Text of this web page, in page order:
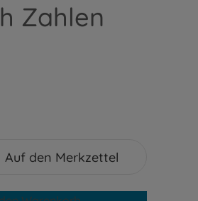
Zahlen
Auf den Merkzettel